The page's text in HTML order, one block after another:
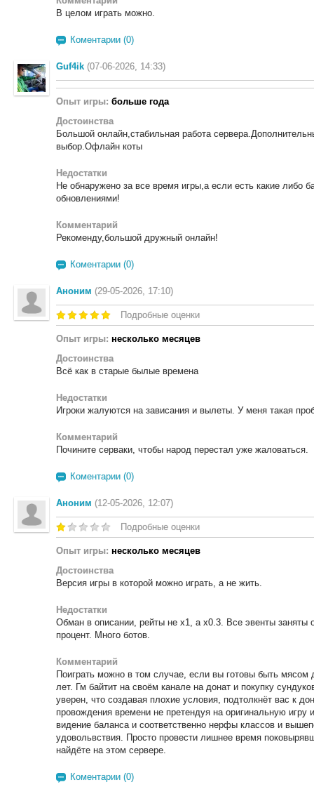
В целом играть можно.
Коментарии (0)
Guf4ik (07-06-2026, 14:33)
Опыт игры: больше года
Достоинства
Большой онлайн,стабильная работа
выбор.Офлайн коты
Недостатки
Не обнаружено за все время игры,а если есть какие либо
обновлениями!
Комментарий
Рекоменду,большой дружный онлайн!
Коментарии (0)
Аноним (29-05-2026, 17:10)
Подробные оценки
Опыт игры: несколько месяцев
Достоинства
Всё как в старые былые времена
Недостатки
Игроки жалуются на зависания и вылеты. У меня такая
Комментарий
Почините серваки, чтобы народ перестал уже жаловаться.
Коментарии (0)
Аноним (12-05-2026, 12:07)
Подробные оценки
Опыт игры: несколько месяцев
Достоинства
Версия игры в которой можно играть, а не жить.
Недостатки
Обман в описании, рейты не х1, а х0.3. Все эвенты заняты
процент. Много ботов.
Комментарий
Поиграть можно в том случае, если вы готовы быть мясом
лет. Гм байтит на своём канале на донат и покупку
уверен, что создавая плохие условия, подтолкнёт вас к
провождения времени не претендуя на оригинальную игру
видение баланса и соответственно нерфы классов и
удовольвствия. Просто провести лишнее время
найдёте на этом сервере.
Коментарии (0)